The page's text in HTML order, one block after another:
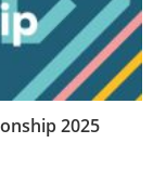
2025